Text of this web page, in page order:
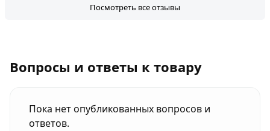
Посмотреть все отзывы
Вопросы и ответы к товару
Пока нет опубликованных вопросов и
ответов.